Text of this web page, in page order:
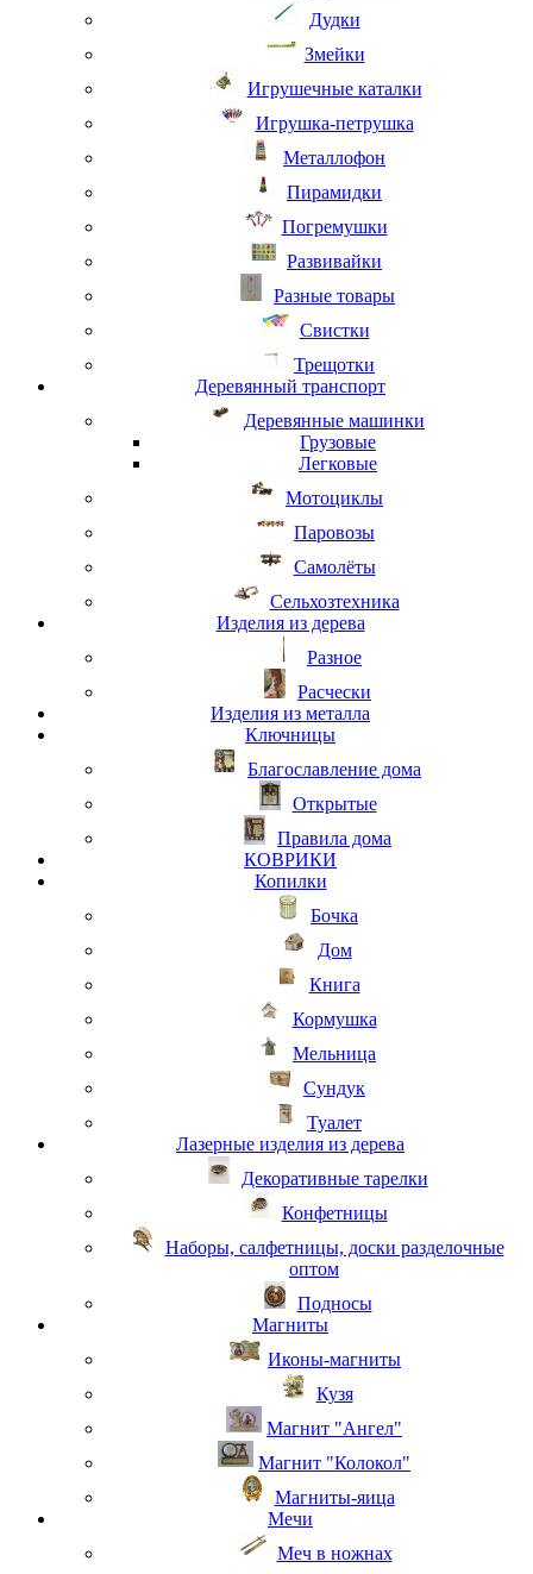
Дудки
Змейки
Игрушечные каталки
Игрушка-петрушка
Металлофон
Пирамидки
Погремушки
Развивайки
Разные товары
Свистки
Трещотки
Деревянный транспорт
Деревянные машинки
Грузовые
Легковые
Мотоциклы
Паровозы
Самолёты
Сельхозтехника
Изделия из дерева
Разное
Расчески
Изделия из металла
Ключницы
Благославление дома
Открытые
Правила дома
КОВРИКИ
Копилки
Бочка
Дом
Книга
Кормушка
Мельница
Сундук
Туалет
Лазерные изделия из дерева
Декоративные тарелки
Конфетницы
Наборы, салфетницы, доски разделочные
оптом
Подносы
Магниты
Иконы-магниты
Кузя
Магнит "Ангел"
Магнит "Колокол"
Магниты-яица
Мечи
Меч в ножнах